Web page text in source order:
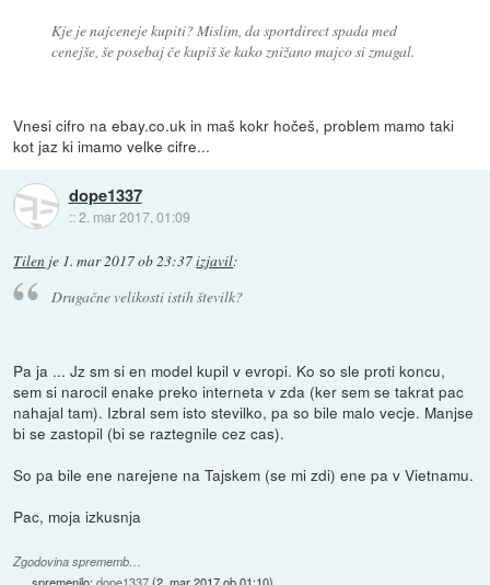
Kje je najceneje kupiti? Mislim, da sportdirect spada med
cenejše, še posebaj če kupiš še kako znižano majco si zmagal.
Vnesi cifro na ebay.co.uk in maš kokr hočeš, problem mamo taki
kot jaz ki imamo velke cifre...
dope1337
::2. mar 2017, 01:09
Tilen je 1. mar 2017 ob 23:37izjavil:
Drugačne velikosti istih številk?
Pa ja ... Jz sm si en model kupil v evropi. Ko so sle proti koncu,
sem si narocil enake preko interneta v zda (ker sem se takrat pac
nahajal tam). Izbral sem isto stevilko, pa so bile malo vecje. Manjse
bi se zastopil (bi se raztegnile cez cas).
So pa bile ene narejene na Tajskem (se mi zdi) ene pa v Vietnamu.
Pac, moja izkusnja
Zgodovina sprememb…